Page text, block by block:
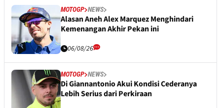
MOTOGP NEWS
Alasan Aneh Alex Marquez Menghindari
Kemenangan Akhir Pekan ini
06/08/26
MOTOGP NEWS
Di Giannantonio Akui Kondisi Cederanya
Lebih Serius dari Perkiraan